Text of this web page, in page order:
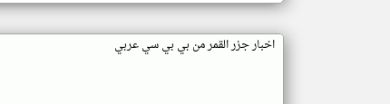
اخبار جزر القمر من بي بي سي عربي